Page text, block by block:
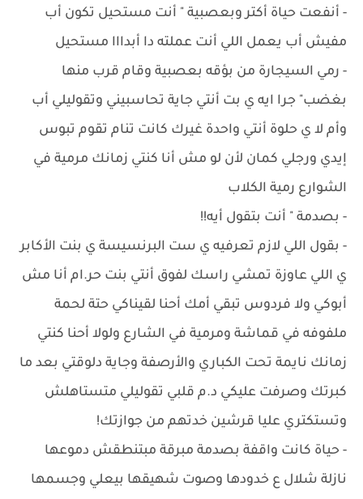
- ‏أنفعت حياة أكتر وبعصبية " أنت مستحيل تكون أب
مفيش أب يعمل اللي أنت عملته دا أبدااا مستحيل
- ‏رمي السيجارة من بؤقه بعصبية وقام قرب منها
بغضب" جرا ايه ي بت أنتي جاية تحاسبيني وتقوليلي أب
وأم لا ي حلوة أنتي واحدة غيرك كانت تنام تقوم تبوس
إيدي ورجلي كمان لأن لو مش أنا كنتي زمانك مرمية في
الشوارع رمية الكلاب
- ‏بصدمة " أنت بتقول أيه!!
- ‏بقول اللي لازم تعرفيه ي ست البرنسيسة ي بنت الأكابر
ي اللي عاوزة تمشي راسك لفوق أنتي بنت حر.ام أنا مش
أبوكي ولا فردوس تبقي أمك أحنا لقيناكي حتة لحمة
ملفوفه في قماشة ومرمية في الشارع ولولا أحنا كنتي
زمانك نايمة تحت الكباري والأرصفة وجاية دلوقتي بعد ما
كبرتك وصرفت عليكي د.م قلبي تقوليلي متستاهلش
وتستكتري عليا قرشين خدتهم من جوازتك!
- ‏حياة كانت واقفة بصدمة مبرقة مبتنطقش دموعها
نازلة شلال ع خدودها وصوت شهيقها بيعلي وجسمها